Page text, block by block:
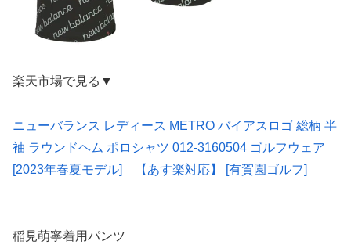
楽天市場で見る▼
ニューバランス レディース METRO バイアスロゴ 総柄 半
袖 ラウンドヘム ポロシャツ 012-3160504 ゴルフウェア
[2023年春夏モデル] 【あす楽対応】 [有賀園ゴルフ]
稲見萌寧着用パンツ